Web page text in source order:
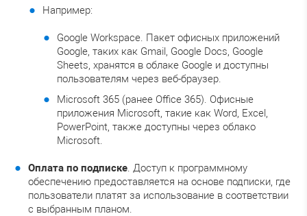
Например:
Google Workspace. Пакет офисных приложений
Google, таких как Gmail, Google Docs, Google
Sheets, хранятся в облаке Google и доступны
пользователям через веб-браузер.
Microsoft 365 (ранее Office 365). Офисные
приложения Microsoft, такие как Word, Excel,
PowerPoint, также доступны через облако
Microsoft.
Оплата по подписке. Доступ к программному
обеспечению предоставляется на основе подписки, где
пользователи платят за использование в соответствии
с выбранным планом.